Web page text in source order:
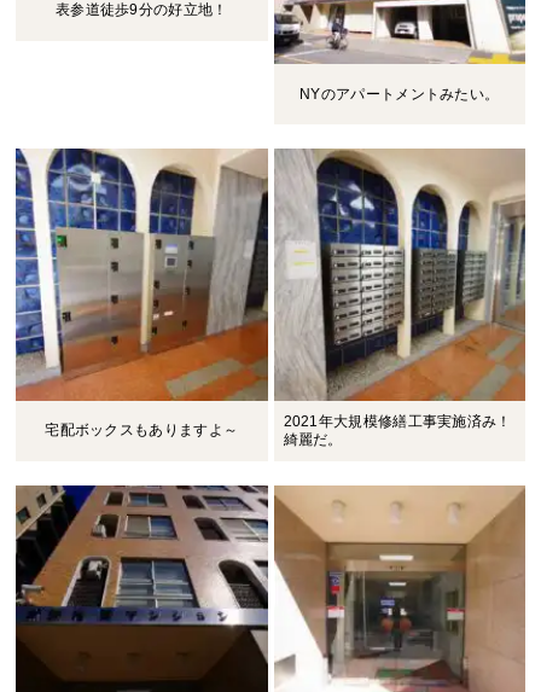
表参道徒歩9分の好立地！
NYのアパートメントみたい。
宅配ボックスもありますよ～
2021年大規模修繕工事実施済み！
綺麗だ。